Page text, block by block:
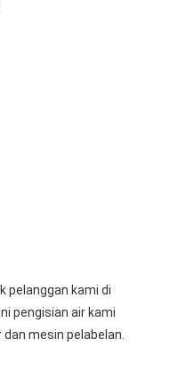
pelanggan kami di
pengisian air kami
mesin pelabelan.